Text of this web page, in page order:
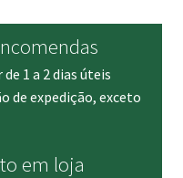
1 a 2 dias úteis
de expedição, exceto
em loja